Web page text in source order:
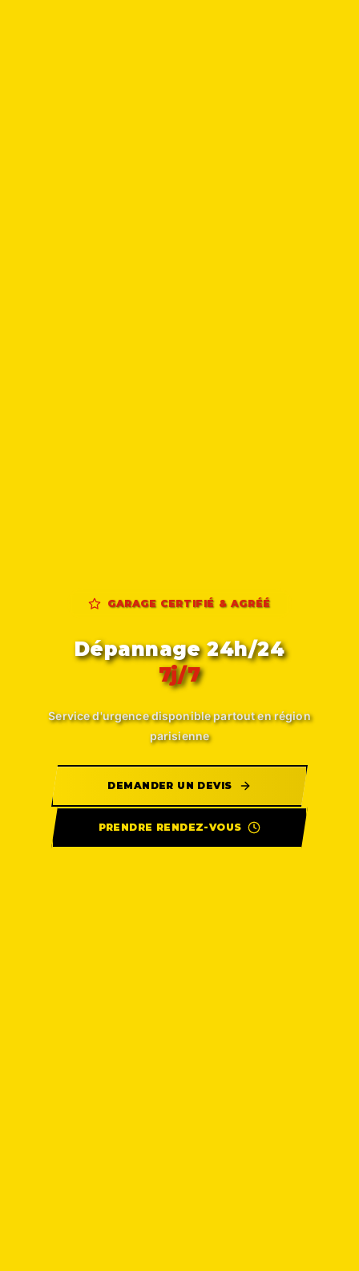
GARAGE CERTIFIÉ & AGRÉÉ
Dépannage 24h/24
7j/7
Service d'urgence disponible partout en région
parisienne
DEMANDER UN DEVIS
PRENDRE RENDEZ-VOUS